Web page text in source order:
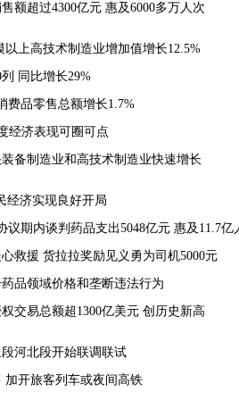
额超过4300亿元 惠及6000多万人次
上高技术制造业增加值增长12.5%
同比增长29%
费品零售总额增长1.7%
经济表现可圈可点
备制造业和高技术制造业快速增长
经济实现良好开局
议期内谈判药品支出5048亿元 惠及11.7亿
救援 货拉拉奖励见义勇为司机5000元
品领域价格和垄断违法行为
交易总额超1300亿美元 创历史新高
河北段开始联调联试
加开旅客列车或夜间高铁